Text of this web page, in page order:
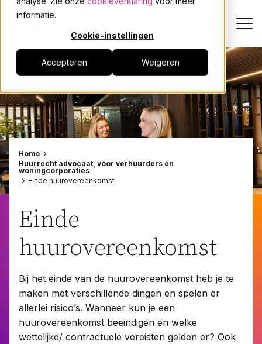
informatie.
Cookie-instellingen
Accepteren Weigeren
Dienstverlening
Onze mensen
Actueel
Over JPR
Events
Werken bij
Contact
Taal:
Home
Huurrecht advocaat, voor verhuurders en
woningcorporaties
Einde huurovereenkomst
Einde
huurovereenkomst
Bij het einde van de huurovereenkomst heb je te
maken met verschillende dingen en spelen er
allerlei risico’s. Wanneer kun je een
huurovereenkomst beëindigen en welke
wettelijke/ contractuele vereisten gelden er? Ook